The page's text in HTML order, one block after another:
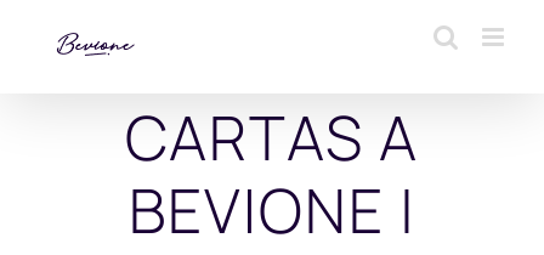
CARTAS A
BEVIONE |